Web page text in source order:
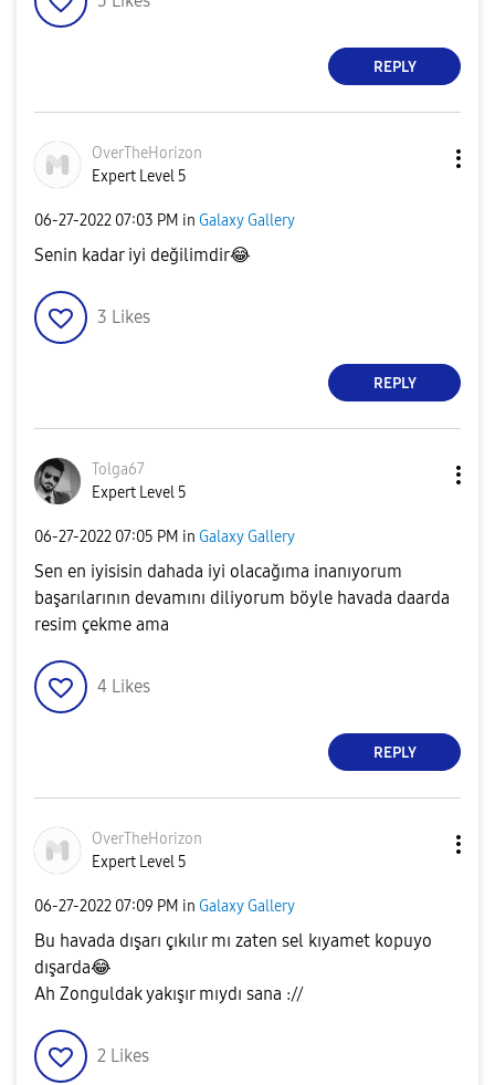
REPLY
OverTheHorizon
Expert Level 5
‎06-27-2022 07:03 PM in Galaxy Gallery
Senin kadar iyi değilimdir😂
3 Likes
REPLY
Tolga67
Expert Level 5
‎06-27-2022 07:05 PM in Galaxy Gallery
Sen en iyisisin dahada iyi olacağıma inanıyorum
başarılarının devamını diliyorum böyle havada daarda
resim çekme ama
4 Likes
REPLY
OverTheHorizon
Expert Level 5
‎06-27-2022 07:09 PM in Galaxy Gallery
Bu havada dışarı çıkılır mı zaten sel kıyamet kopuyo
dışarda😂
Ah Zonguldak yakışır mıydı sana ://
2 Likes